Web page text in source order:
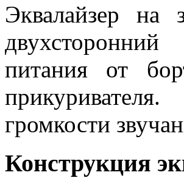
Эквалайзер на
питания от
громкости
Конструкция